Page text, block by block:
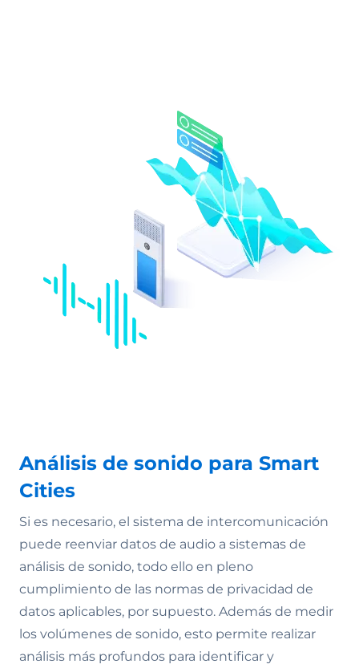
Análisis de sonido para Smart
Cities
Si es necesario, el sistema de intercomunicación
puede reenviar datos de audio a sistemas de
análisis de sonido, todo ello en pleno
cumplimiento de las normas de privacidad de
datos aplicables, por supuesto. Además de medir
los volúmenes de sonido, esto permite realizar
análisis más profundos para identificar y